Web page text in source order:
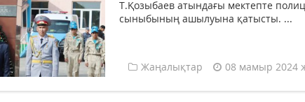
Т.Қозыбаев атындағы мектепте
сыныбының ашылуына қатысты. ...
Жаңалықтар 08 мамыр 2024